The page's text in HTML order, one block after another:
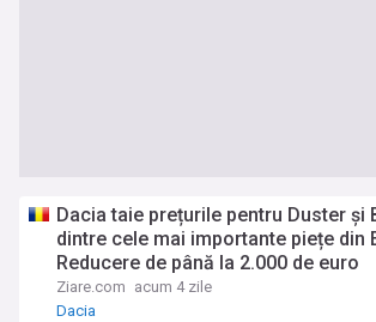
Dacia taie prețurile pentru Duster și
dintre cele mai importante piețe din
Reducere de până la 2.000 de euro
Ziare.com acum 4 zile
Dacia